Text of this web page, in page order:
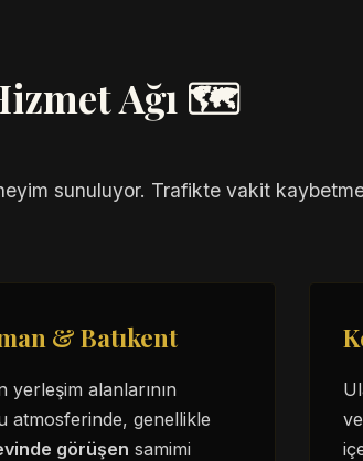
Ağı 🗺️
sunuluyor. Trafikte vakit
& Batıkent
yerleşim alanlarının
atmosferinde, genellikle
görüşen samimi